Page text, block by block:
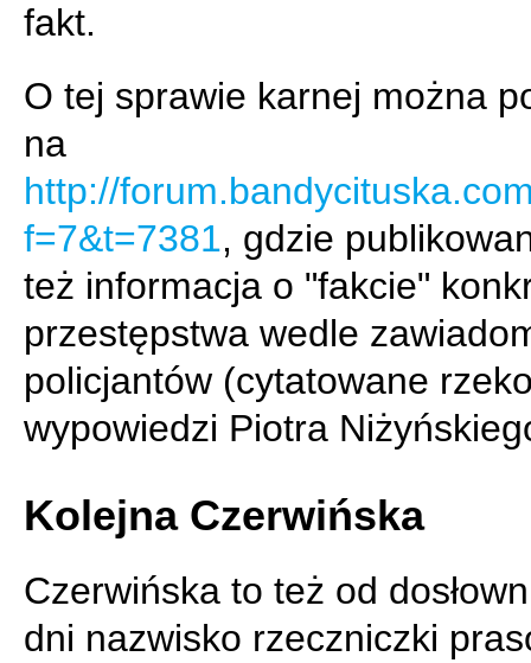
fakt.
O tej sprawie karnej można
na
http://
f=7&t=7381, gdzie
też informacja o "fakcie"
przestępstwa wedle
policjantów (cytatowane
wypowiedzi Piotra
Kolejna Czerwińska
Czerwińska to też od
dni nazwisko rzeczniczki